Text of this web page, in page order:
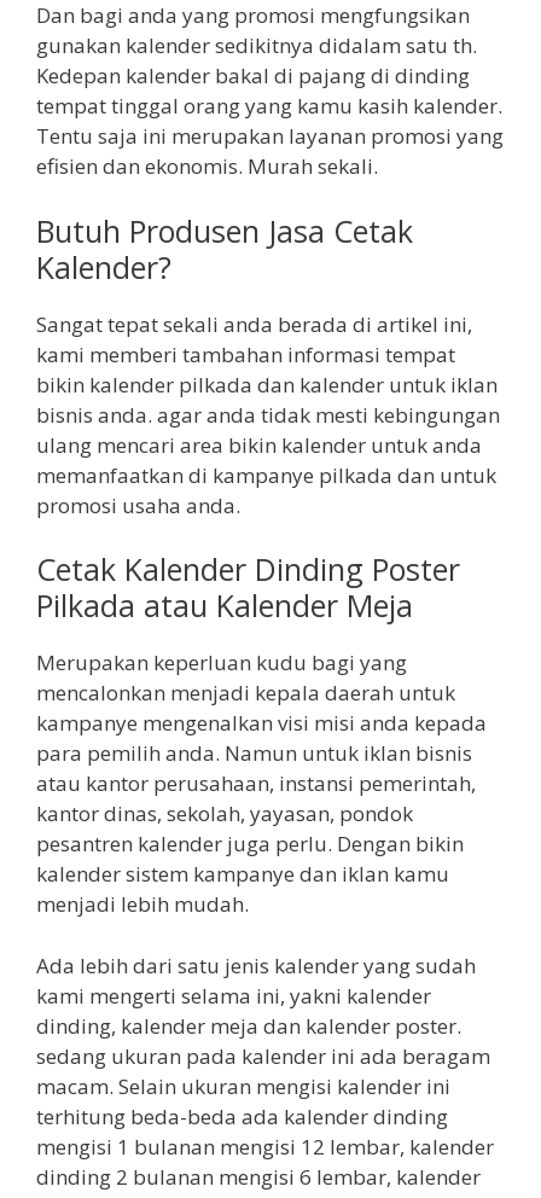
Dan bagi anda yang promosi mengfungsikan
gunakan kalender sedikitnya didalam satu th.
Kedepan kalender bakal di pajang di dinding
tempat tinggal orang yang kamu kasih kalender.
Tentu saja ini merupakan layanan promosi yang
efisien dan ekonomis. Murah sekali.
Butuh Produsen Jasa Cetak
Kalender?
Sangat tepat sekali anda berada di artikel ini,
kami memberi tambahan informasi tempat
bikin kalender pilkada dan kalender untuk iklan
bisnis anda. agar anda tidak mesti kebingungan
ulang mencari area bikin kalender untuk anda
memanfaatkan di kampanye pilkada dan untuk
promosi usaha anda.
Cetak Kalender Dinding Poster
Pilkada atau Kalender Meja
Merupakan keperluan kudu bagi yang
mencalonkan menjadi kepala daerah untuk
kampanye mengenalkan visi misi anda kepada
para pemilih anda. Namun untuk iklan bisnis
atau kantor perusahaan, instansi pemerintah,
kantor dinas, sekolah, yayasan, pondok
pesantren kalender juga perlu. Dengan bikin
kalender sistem kampanye dan iklan kamu
menjadi lebih mudah.
Ada lebih dari satu jenis kalender yang sudah
kami mengerti selama ini, yakni kalender
dinding, kalender meja dan kalender poster.
sedang ukuran pada kalender ini ada beragam
macam. Selain ukuran mengisi kalender ini
terhitung beda-beda ada kalender dinding
mengisi 1 bulanan mengisi 12 lembar, kalender
dinding 2 bulanan mengisi 6 lembar, kalender